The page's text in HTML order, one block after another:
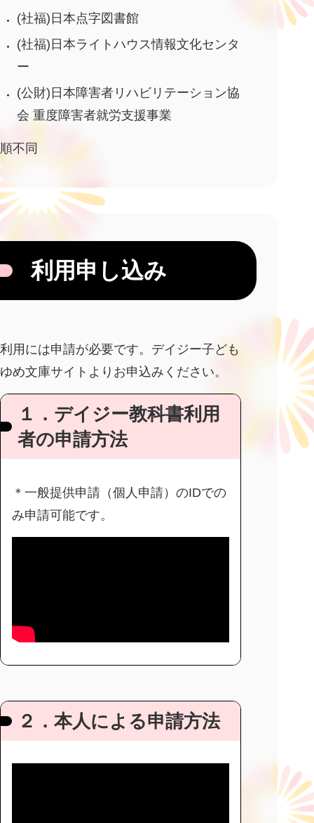
(社福)日本点字図書館
(社福)日本ライトハウス情報文化センタ
ー
(公財)日本障害者リハビリテーション協
会 重度障害者就労支援事業
順不同
利用申し込み
利用には申請が必要です。デイジー子ども
ゆめ文庫サイトよりお申込みください。
１．デイジー教科書利用
者の申請方法
＊一般提供申請（個人申請）のIDでの
み申請可能です。
２．本人による申請方法